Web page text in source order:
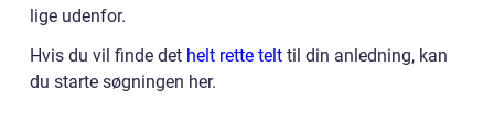
lige udenfor.
Hvis du vil finde det helt rette telt til din anledning, kan
du starte søgningen her.